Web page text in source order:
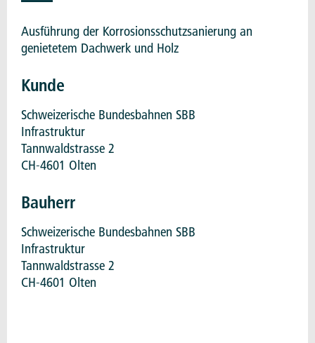
Ausführung der Korrosionsschutzsanierung an
genietetem Dachwerk und Holz
Kunde
Schweizerische Bundesbahnen SBB
Infrastruktur
Tannwaldstrasse 2
CH-4601 Olten
Bauherr
Schweizerische Bundesbahnen SBB
Infrastruktur
Tannwaldstrasse 2
CH-4601 Olten